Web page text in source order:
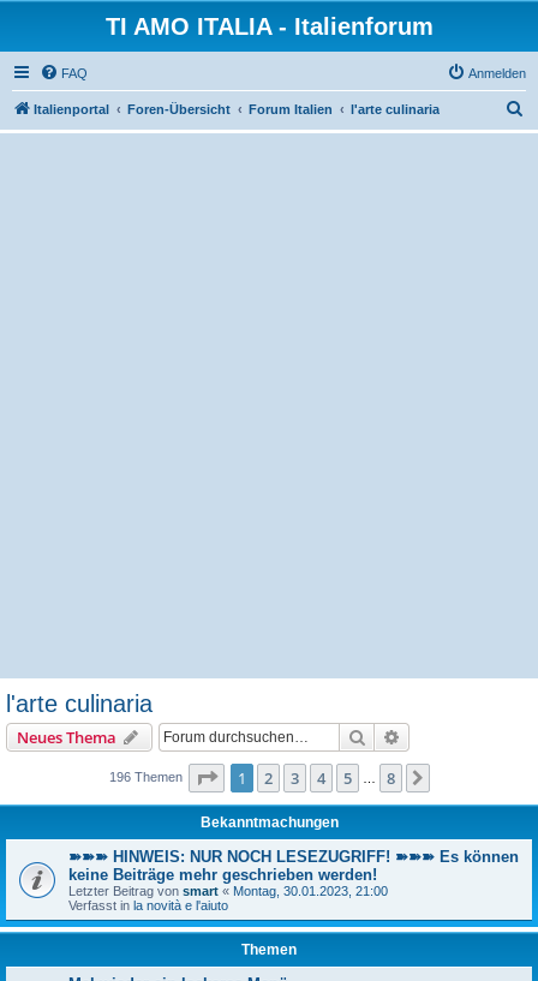
TI AMO ITALIA - Italienforum
FAQ Anmelden
Italienportal Foren-Übersicht Forum Italien l'arte culinaria
u
l'arte culinaria
Neues Thema Suche
196 Themen Seite 1von
1 2 3 4 5 8
Bekanntmachungen
➽➽➽ HINWEIS: NUR NOCH LESEZUGRIFF! ➽➽➽ Es können
keine Beiträge mehr geschrieben werden!
Letzter Beitrag von smart « Montag, 30.01.2023, 21:00
Verfasst in la novità e l'aiuto
Themen